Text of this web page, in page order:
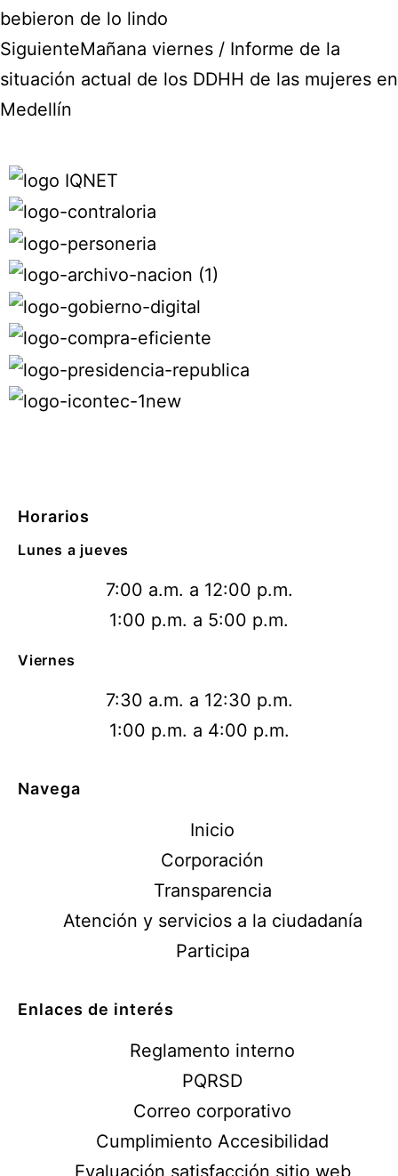
bebieron de lo lindo
SiguienteMañana viernes / Informe de la
situación actual de los DDHH de las mujeres en
Medellín
Horarios
Lunes a jueves
7:00 a.m. a 12:00 p.m.
1:00 p.m. a 5:00 p.m.
Viernes
7:30 a.m. a 12:30 p.m.
1:00 p.m. a 4:00 p.m.
Navega
Inicio
Corporación
Transparencia
Atención y servicios a la ciudadanía
Participa
Enlaces de interés
Reglamento interno
PQRSD
Correo corporativo
Cumplimiento Accesibilidad